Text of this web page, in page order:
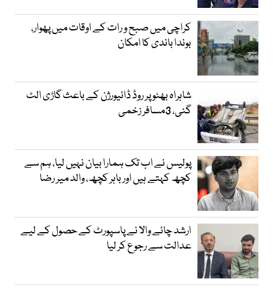
کراچی میں صبح و رات کے اوقات میں پھوار،
بوندا باندی کا امکان
شاہراہ بھٹو پر روڈ ڈائیورژن کے باعث گاڑی الٹ
گئی، 3مسافر زخمی
پولیس نے اب تک ہمارا بیان نہیں لیا، ہم سے
کچھ کہتے ہیں اور باہر کچھ، والد میر رضا
ارشد چائے والا نے پاسپورٹ کے حصول کے لیے
عدالت سے رجوع کر لیا